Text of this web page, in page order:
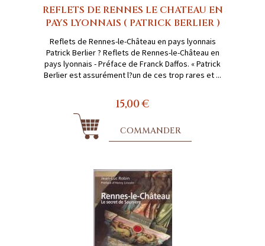
REFLETS DE RENNES LE CHATEAU EN
PAYS LYONNAIS ( PATRICK BERLIER )
Reflets de Rennes-le-Château en pays lyonnais
Patrick Berlier ? Reflets de Rennes-le-Château en
pays lyonnais - Préface de Franck Daffos. « Patrick
Berlier est assurément l?un de ces trop rares et ...
15,00 €
COMMANDER